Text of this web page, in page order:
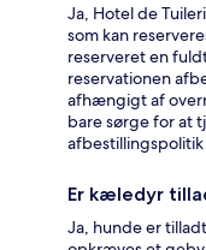
Ja, Hotel de
som kan
reserveret en
reservationen
afhængigt af
bare sørge for at
Er kæledyr
Ja, hunde er